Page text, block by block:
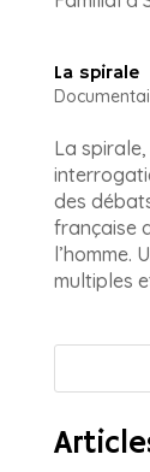
La spirale
La
des
française
l’homme.
multiples